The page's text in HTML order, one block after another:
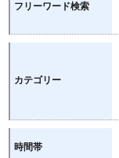
フリーワード検索
カテゴリー
時間帯